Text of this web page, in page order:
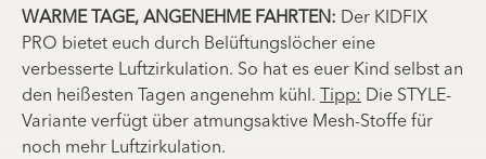
WARME TAGE, ANGENEHME FAHRTEN: Der KIDFIX
PRO bietet euch durch Belüftungslöcher eine
verbesserte Luftzirkulation. So hat es euer Kind selbst an
den heißesten Tagen angenehm kühl.
Tipp: Die STYLE-
Variante verfügt über atmungsaktive Mesh-Stoffe für
noch mehr Luftzirkulation.